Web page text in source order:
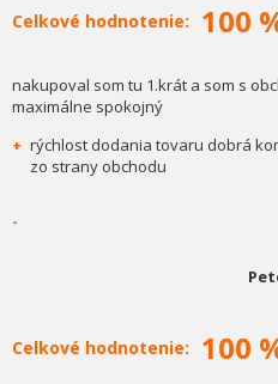
Celkové hodnotenie: 100
nakupoval som tu 1.krát a som s
maximálne spokojný
+ rýchlost dodania tovaru dobrá
zo strany obchodu
-
Celkové hodnotenie: 100